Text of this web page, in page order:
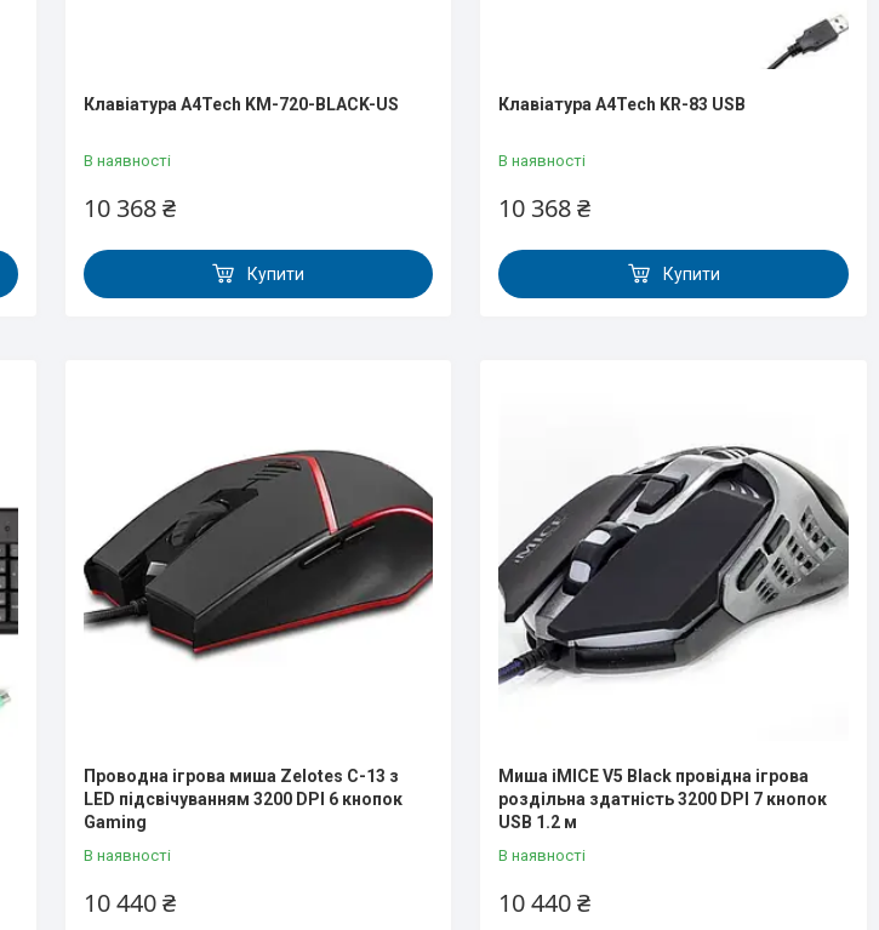
Клавіатура A4Tech KM-720-BLACK-US
В наявності
10 368 ₴
Купити
Клавіатура A4Tech KR-83 USB
В наявності
10 368 ₴
Купити
Проводна ігрова миша Zelotes C-13 з
LED підсвічуванням 3200 DPI 6 кнопок
Gaming
В наявності
10 440 ₴
Миша iMICE V5 Black провідна ігрова
роздільна здатність 3200 DPI 7 кнопок
USB 1.2 м
В наявності
10 440 ₴